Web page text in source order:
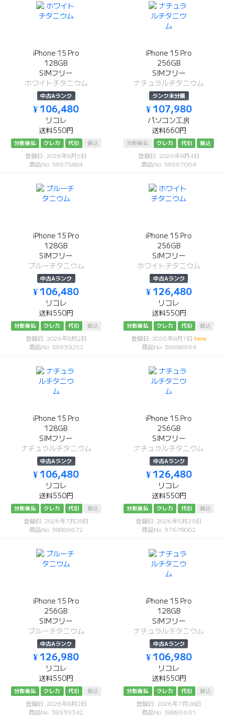
iPhone 15 Pro
128GB
SIMフリー
ホワイトチタニウム
中古Aランク
¥ 106,480
リコレ
送料550円
分割後払 クレカ 代引 振込
登録日: 2026年8月5日
商品No: 38975884
iPhone 15 Pro
256GB
SIMフリー
ナチュラルチタニウム
ランク未分類
¥ 107,980
パソコン工房
送料660円
分割後払 クレカ 代引 振込
登録日: 2026年8月4日
商品No: 38967064
iPhone 15 Pro
128GB
SIMフリー
ブルーチタニウム
中古Aランク
¥ 106,480
リコレ
送料550円
分割後払 クレカ 代引 振込
登録日: 2026年8月2日
商品No: 38939252
iPhone 15 Pro
256GB
SIMフリー
ホワイトチタニウム
中古Aランク
¥ 126,480
リコレ
送料550円
分割後払 クレカ 代引 振込
登録日: 2026年8月7日 New
商品No: 38988964
iPhone 15 Pro
128GB
SIMフリー
ナチュラルチタニウム
中古Aランク
¥ 106,480
リコレ
送料550円
分割後払 クレカ 代引 振込
登録日: 2026年7月28日
商品No: 38889672
iPhone 15 Pro
256GB
SIMフリー
ナチュラルチタニウム
中古Aランク
¥ 126,480
リコレ
送料550円
分割後払 クレカ 代引 振込
登録日: 2026年5月29日
商品No: 37678062
iPhone 15 Pro
256GB
SIMフリー
ブルーチタニウム
中古Aランク
¥ 126,980
リコレ
送料550円
分割後払 クレカ 代引 振込
登録日: 2026年8月2日
商品No: 38939342
iPhone 15 Pro
128GB
SIMフリー
ナチュラルチタニウム
中古Aランク
¥ 106,980
リコレ
送料550円
分割後払 クレカ 代引 振込
登録日: 2026年7月28日
商品No: 38889691